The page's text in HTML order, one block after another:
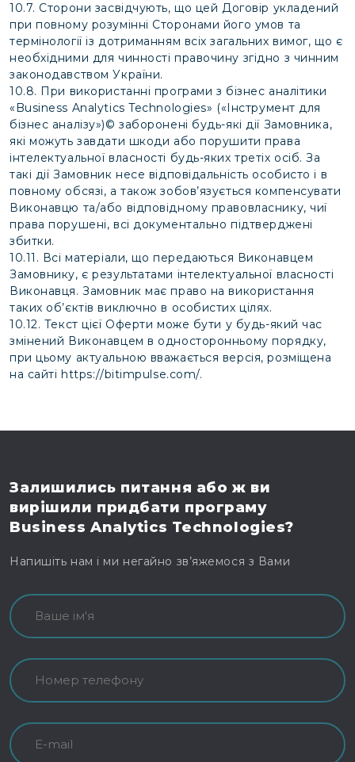
10.7. Сторони засвідчують, що цей Договір укладений
при повному розумінні Сторонами його умов та
термінології із дотриманням всіх загальних вимог, що є
необхідними для чинності правочину згідно з чинним
законодавством України.
10.8. При використанні програми з бізнес аналітики
«Business Analytics Technologies» («Інструмент для
бізнес аналізу»)© заборонені будь-які дії Замовника,
які можуть завдати шкоди або порушити права
інтелектуальної власності будь-яких третіх осіб. За
такі дії Замовник несе відповідальність особисто і в
повному обсязі, а також зобов’язується компенсувати
Виконавцю та/або відповідному правовласнику, чиї
права порушені, всі документально підтверджені
збитки.
10.11. Всі матеріали, що передаються Виконавцем
Замовнику, є результатами інтелектуальної власності
Виконавця. Замовник має право на використання
таких об’єктів виключно в особистих цілях.
10.12. Текст цієї Оферти може бути у будь-який час
змінений Виконавцем в односторонньому порядку,
при цьому актуальною вважається версія, розміщена
на сайтіhttps://bitimpulse.com/.
Залишились питання або ж ви
вирішили придбати програму
Business Analytics Technologies?
Напишіть нам і ми негайно зв’яжемося з Вами